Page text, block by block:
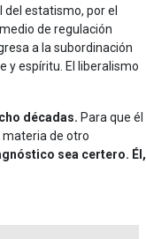
estatismo, por el
de regulación
a la subordinación
y espíritu. El liberalismo
décadas. Para que él
de otro
sea certero. Él,